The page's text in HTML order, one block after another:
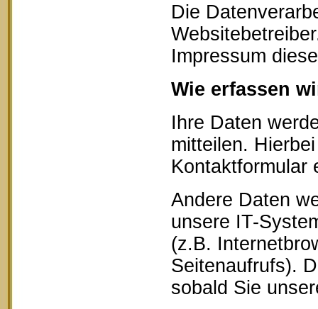
Die
Impressum
Wie erfassen
Ihre Daten
mitteilen.
Kontaktformular
Andere Daten
unsere IT-
(z.B.
Seitenaufrufs).
sobald Sie